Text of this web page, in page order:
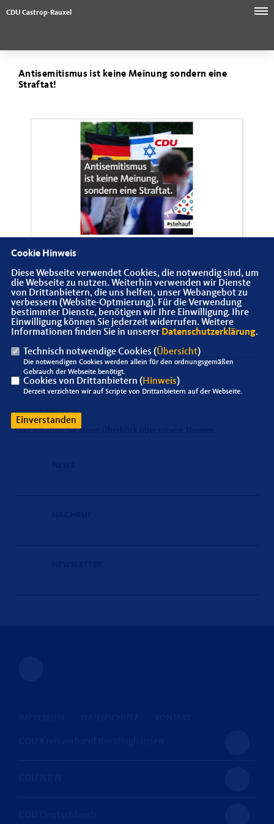
CDU Castrop-Rauxel
Antisemitismus ist keine Meinung sondern eine
Straftat!
Antisemitismus ist keine Meinung, sondern eine Straftat!
Wir stellen gegen jede Form des Antisemitismus und
unterstützen den Aktionstag der CDU!
Unsere Themen
Hier erhalten Sie einen Überblick über unsere Themen.
Cookie Hinweis
Diese Webseite verwendet Cookies, die notwendig sind, um
die Webseite zu nutzen. Weiterhin verwenden wir Dienste
von Drittanbietern, die uns helfen, unser Webangebot zu
verbessern (Website-Optmierung). Für die Verwendung
bestimmter Dienste, benötigen wir Ihre Einwilligung. Ihre
Einwilligung können Sie jederzeit widerrufen. Weitere
Informationen finden Sie in unserer Datenschutzerklärung.
Technisch notwendige Cookies (Übersicht)
Die notwendigen Cookies werden allein für den ordnungsgemäßen
Gebrauch der Webseite benötigt.
Cookies von Drittanbietern ( Hinweis)
Derzeit verzichten wir auf Scripte von Drittanbietern auf der Webseite.
Einverstanden